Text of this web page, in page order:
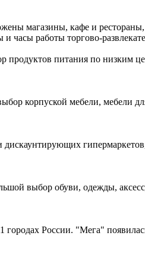
магазины, кафе и
часы работы торгово-
продуктов питания по низким
корпуской мебели, мебели
выбор обуви, одежды,
России. "Мега"